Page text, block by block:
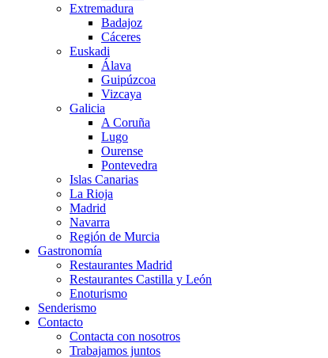
Extremadura
Badajoz
Cáceres
Euskadi
Álava
Guipúzcoa
Vizcaya
Galicia
A Coruña
Lugo
Ourense
Pontevedra
Islas Canarias
La Rioja
Madrid
Navarra
Región de Murcia
Gastronomía
Restaurantes Madrid
Restaurantes Castilla y León
Enoturismo
Senderismo
Contacto
Contacta con nosotros
Trabajamos juntos